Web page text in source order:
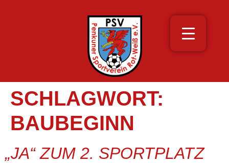
SCHLAGWORT:
BAUBEGINN
„JA“ ZUM 2. SPORTPLATZ